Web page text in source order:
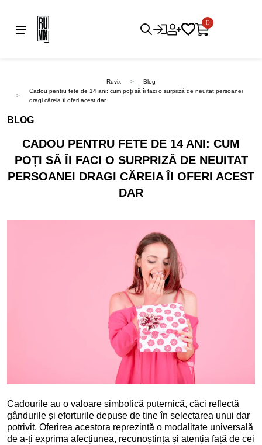
0
Ruvix
Blog
Cadou pentru fete de 14 ani: cum poți să îi faci o surpriză de neuitat persoanei
dragi căreia îi oferi acest dar
BLOG
CADOU PENTRU FETE DE 14 ANI: CUM
POȚI SĂ ÎI FACI O SURPRIZĂ DE NEUITAT
PERSOANEI DRAGI CĂREIA ÎI OFERI ACEST
DAR
Cadourile au o valoare simbolică puternică, căci reflectă
gândurile și eforturile depuse de tine în selectarea unui dar
potrivit. Oferirea acestora reprezintă o modalitate universală
de a-ți exprima afecțiunea, recunoștința și atenția față de cei